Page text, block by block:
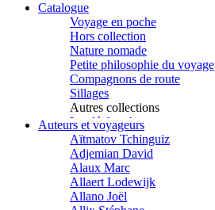
Catalogue
Voyage en poche
Hors collection
Nature nomade
Petite philosophie du voyage
Compagnons de route
Sillages
Autres collections
La clé des champs
Chemins d’étoiles
Visions
Auteurs et voyageurs
Aïtmatov Tchinguiz
Adjemian David
Alaux Marc
Allaert Lodewijk
Allano Joël